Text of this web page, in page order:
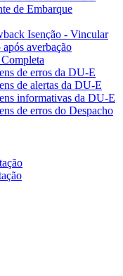
de Embarque
Isenção - Vincular
averbação
de erros da DU-E
de alertas da DU-E
informativas da DU-E
de erros do Despacho